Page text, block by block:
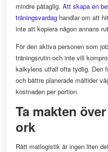
mindre påtaglig.Att skapa en
träningsvardag handlar om att
inte att kopiera någon annans
För den aktiva personen som
träningsrutin och inte vill
kalkylens utfall ofta tydlig. Den
och bättre planerade måltider
kostnaden per portion.
Ta makten
ork
Rätt matlogistik är ingen liten